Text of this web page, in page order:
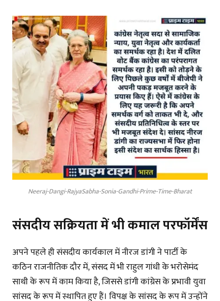
Neeraj-Dangi-RajyaSabha-Sonia-Gandhi-Prime-Time-Bharat
संसदीय सक्रियता में भी कमाल परफॉर्मेंस
अपने पहले ही संसदीय कार्यकाल में नीरज डांगी ने पार्टी के
कठिन राजनीतिक दौर में, संसद में भी राहुल गांधी के भरोसेमंद
साथी के रूप में काम किया है, जिससे डांगी कांग्रेस के प्रभावी युवा
सांसद के रूप में स्थापित हुए हैं। विपक्ष के सांसद के रूप में उन्होंने